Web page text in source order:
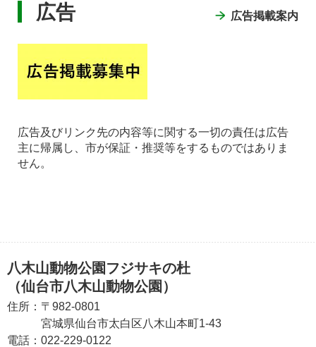
広告 広告掲載案内
広告及びリンク先の内容等に関する一切の責任は広告
主に帰属し、市が保証・推奨等をするものではありま
せん。
八木山動物公園フジサキの杜
（仙台市八木山動物公園）
住所： 〒982-0801
宮城県仙台市太白区八木山本町1-43
電話： 022-229-0122